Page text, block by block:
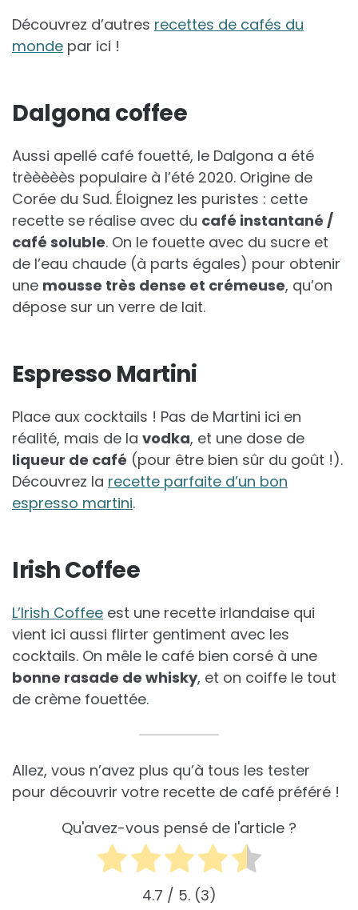
Découvrez d’autres recettes de cafés du
monde par ici !
Dalgona coffee
Aussi apellé café fouetté, le Dalgona a été
trèèèèès populaire à l’été 2020. Origine de
Corée du Sud. Éloignez les puristes : cette
recette se réalise avec du café instantané /
café soluble. On le fouette avec du sucre et
de l’eau chaude (à parts égales) pour obtenir
une mousse très dense et crémeuse, qu’on
dépose sur un verre de lait.
Espresso Martini
Place aux cocktails ! Pas de Martini ici en
réalité, mais de la vodka, et une dose de
liqueur de café (pour être bien sûr du goût !).
Découvrez la recette parfaite d’un bon
espresso martini.
Irish Coffee
L’Irish Coffee est une recette irlandaise qui
vient ici aussi flirter gentiment avec les
cocktails. On mêle le café bien corsé à une
bonne rasade de whisky, et on coiffe le tout
de crème fouettée.
Allez, vous n’avez plus qu’à tous les tester
pour découvrir votre recette de café préféré !
Qu'avez-vous pensé de l'article ?
4.7 / 5. 3